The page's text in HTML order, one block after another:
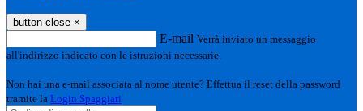
button close ×
E-mail Verrà inviato un messaggio
all'indirizzo indicato con le istruzioni necessarie.
Non hai una e-mail associata al nome utente? Effettua il reset della password
tramite la Login Spaggiari